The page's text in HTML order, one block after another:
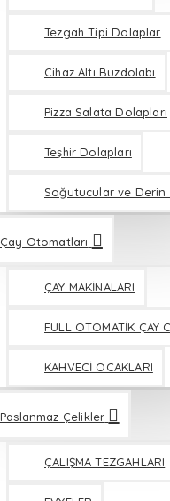
Tezgah Tipi Dolaplar
Cihaz Altı Buzdolabı
Pizza Salata Dolapları
Teşhir Dolapları
Soğutucular ve
Çay Otomatları
ÇAY MAKİNALARI
FULL OTOMATİK ÇAY
KAHVECİ OCAKLARI
Paslanmaz Çelikler
ÇALIŞMA TEZGAHLARI